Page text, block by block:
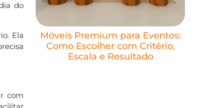
do
Ela
com
Móveis Premium para Eventos:
Como Escolher com Critério,
Escala e Resultado